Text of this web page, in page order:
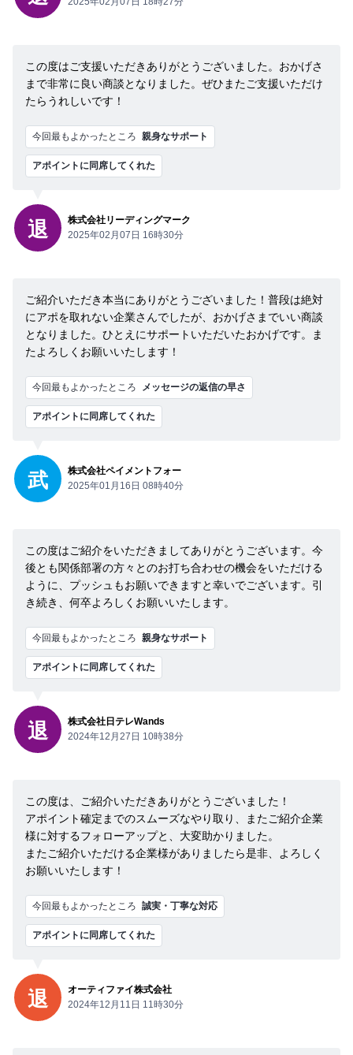
この度はご支援いただきありがとうございました。おかげさ
まで非常に良い商談となりました。ぜひまたご支援いただけ
たらうれしいです！
今回最もよかったところ 親身なサポート
アポイントに同席してくれた
退
株式会社リーディングマーク
2025年02月07日 16時30分
ご紹介いただき本当にありがとうございました！普段は絶対
にアポを取れない企業さんでしたが、おかげさまでいい商談
となりました。ひとえにサポートいただいたおかげです。ま
たよろしくお願いいたします！
今回最もよかったところ メッセージの返信の早さ
アポイントに同席してくれた
武
株式会社ペイメントフォー
2025年01月16日 08時40分
この度はご紹介をいただきましてありがとうございます。今
後とも関係部署の方々とのお打ち合わせの機会をいただける
ように、プッシュもお願いできますと幸いでございます。引
き続き、何卒よろしくお願いいたします。
今回最もよかったところ 親身なサポート
アポイントに同席してくれた
退
株式会社日テレWands
2024年12月27日 10時38分
この度は、ご紹介いただきありがとうございました！
アポイント確定までのスムーズなやり取り、またご紹介企業
様に対するフォローアップと、大変助かりました。
またご紹介いただける企業様がありましたら是非、よろしく
お願いいたします！
今回最もよかったところ 誠実・丁寧な対応
アポイントに同席してくれた
退
オーティファイ株式会社
2024年12月11日 11時30分